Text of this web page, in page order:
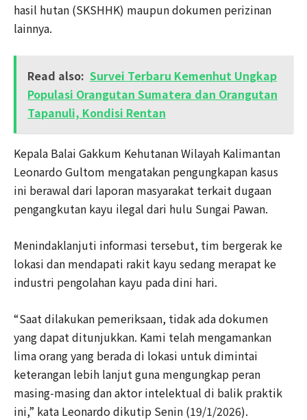
hasil hutan (SKSHHK) maupun dokumen perizinan
lainnya.
Read also: Survei Terbaru Kemenhut Ungkap
Populasi Orangutan Sumatera dan Orangutan
Tapanuli, Kondisi Rentan
Kepala Balai Gakkum Kehutanan Wilayah Kalimantan
Leonardo Gultom mengatakan pengungkapan kasus
ini berawal dari laporan masyarakat terkait dugaan
pengangkutan kayu ilegal dari hulu Sungai Pawan.
Menindaklanjuti informasi tersebut, tim bergerak ke
lokasi dan mendapati rakit kayu sedang merapat ke
industri pengolahan kayu pada dini hari.
“Saat dilakukan pemeriksaan, tidak ada dokumen
yang dapat ditunjukkan. Kami telah mengamankan
lima orang yang berada di lokasi untuk dimintai
keterangan lebih lanjut guna mengungkap peran
masing-masing dan aktor intelektual di balik praktik
ini,” kata Leonardo dikutip Senin (19/1/2026).